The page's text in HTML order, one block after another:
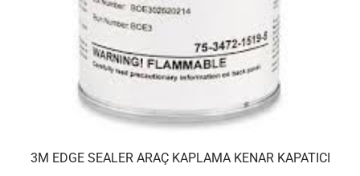
3M EDGE SEALER ARAÇ KAPLAMA KENAR KAPATICI